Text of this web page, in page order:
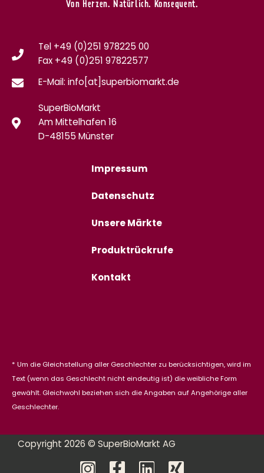
Von Herzen. Natürlich. Konsequent.
Tel +49 (0)251 978225 00
Fax +49 (0)251 97822577
E-Mail: info[at]superbiomarkt.de
SuperBioMarkt
Am Mittelhafen 16
D-48155 Münster
Impressum
Datenschutz
Unsere Märkte
Produktrückrufe
Kontakt
* Um die Gleichstellung aller Geschlechter zu berücksichtigen, wird im
Text (wenn das Geschlecht nicht eindeutig ist) die weibliche Form
gewählt. Gleichwohl beziehen sich die Angaben auf Angehörige aller
Geschlechter.
Copyright 2026 © SuperBioMarkt AG